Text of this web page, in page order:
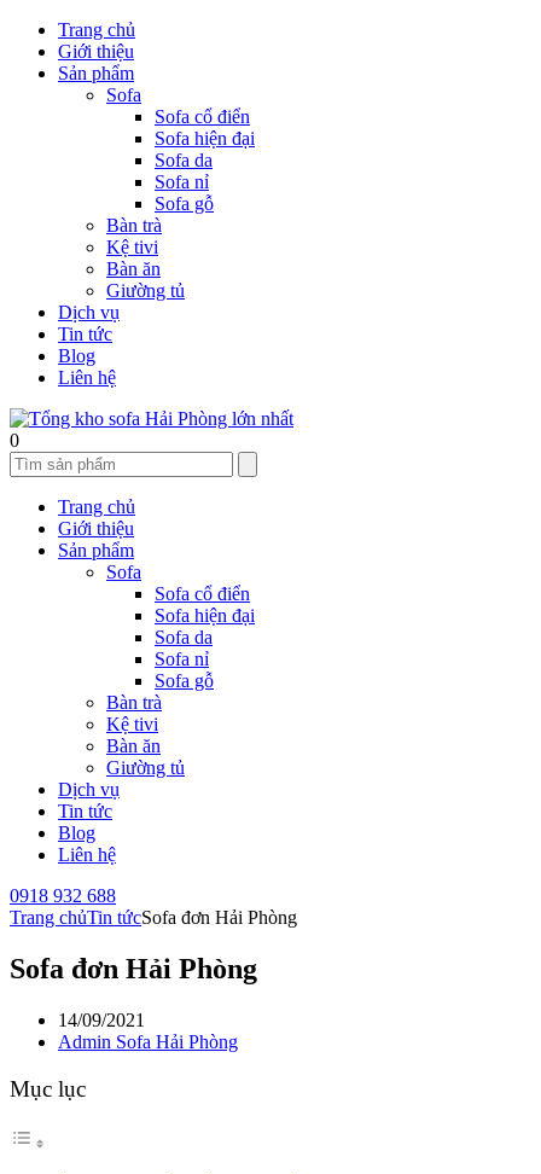
Trang chủ
Giới thiệu
Sản phẩm
Sofa
Sofa cổ điển
Sofa hiện đại
Sofa da
Sofa nỉ
Sofa gỗ
Bàn trà
Kệ tivi
Bàn ăn
Giường tủ
Dịch vụ
Tin tức
Blog
Liên hệ
0
Trang chủ
Giới thiệu
Sản phẩm
Sofa
Sofa cổ điển
Sofa hiện đại
Sofa da
Sofa nỉ
Sofa gỗ
Bàn trà
Kệ tivi
Bàn ăn
Giường tủ
Dịch vụ
Tin tức
Blog
Liên hệ
0918 932 688
Trang chủTin tứcSofa đơn Hải Phòng
Sofa đơn Hải Phòng
14/09/2021
Admin Sofa Hải Phòng
Mục lục